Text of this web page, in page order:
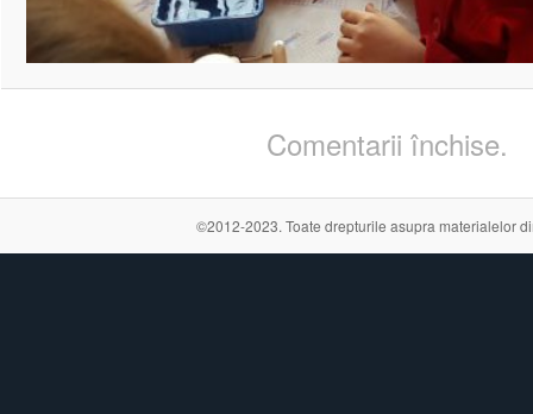
Comentarii închise.
©2012-2023. Toate drepturile asupra materialelor